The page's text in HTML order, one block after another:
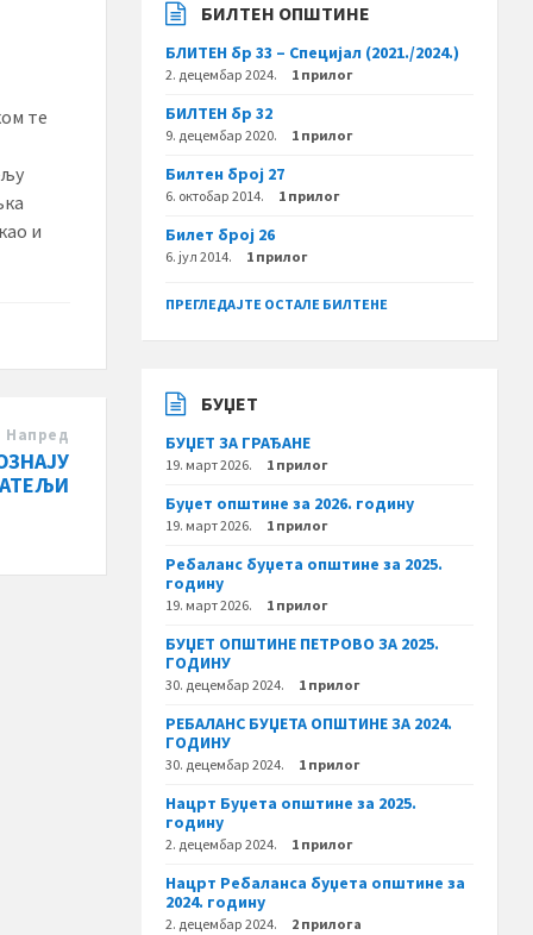
те
и
Напред
БИЛТЕН ОПШТИНЕ
БЛИТЕН бр 33 – Специјал (2021./2024.)
2. децембар 2024. 1 прилог
БИЛТЕН бр 32
9. децембар 2020. 1 прилог
Билтен број 27
6. октобар 2014. 1 прилог
Билет број 26
6. јул 2014. 1 прилог
ПРЕГЛЕДАЈТЕ ОСТАЛЕ БИЛТЕНЕ
БУЏЕТ
БУЏЕТ ЗА ГРАЂАНЕ
19. март 2026. 1 прилог
Буџет општине за 2026. годину
19. март 2026. 1 прилог
Ребаланс буџета општине за 2025.
годину
19. март 2026. 1 прилог
БУЏЕТ ОПШТИНЕ ПЕТРОВО ЗА 2025.
ГОДИНУ
30. децембар 2024. 1 прилог
РЕБАЛАНС БУЏЕТА ОПШТИНЕ ЗА 2024.
ГОДИНУ
30. децембар 2024. 1 прилог
Нацрт Буџета општине за 2025.
годину
2. децембар 2024. 1 прилог
Нацрт Ребаланса буџета општине за
2024. годину
2. децембар 2024. 2 прилога